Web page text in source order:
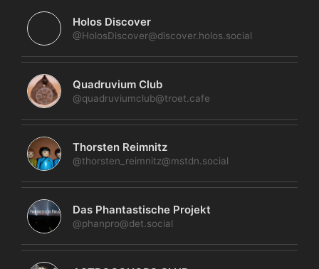
Holos Discover
@HolosDiscover@discover.holos.social
Quadruvium Club
@quadruviumclub@troet.cafe
Thorsten Reimnitz
@thorsten_reimnitz@mstdn.social
Das Phantastische Projekt
@phanpro@det.social